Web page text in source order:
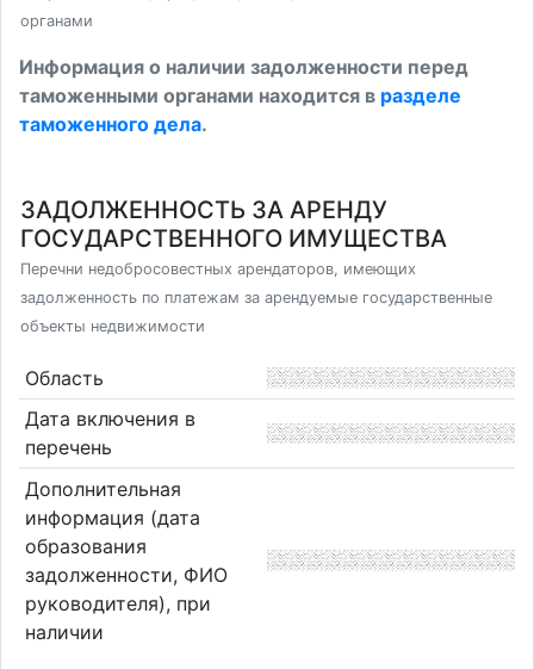
органами
Информация о наличии задолженности перед
таможенными органами находится в разделе
таможенного дела.
ЗАДОЛЖЕННОСТЬ ЗА АРЕНДУ
ГОСУДАРСТВЕННОГО ИМУЩЕСТВА
Перечни недобросовестных арендаторов, имеющих
задолженность по платежам за арендуемые государственные
объекты недвижимости
Область
Дата включения в
перечень
Дополнительная
информация (дата
образования
задолженности, ФИО
руководителя), при
наличии